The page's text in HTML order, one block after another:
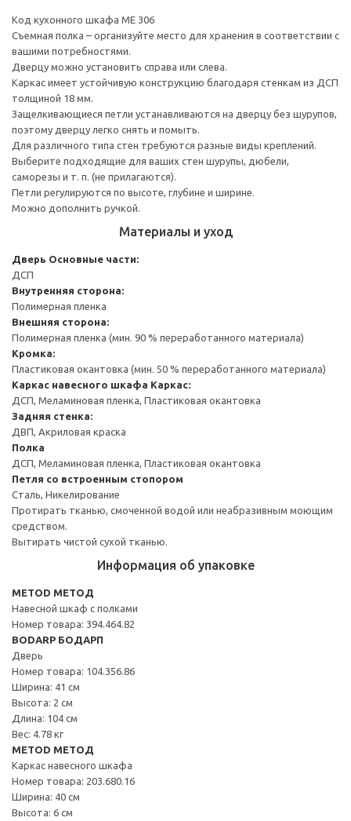
Код кухонного шкафа ME 306
Съемная полка – организуйте место для хранения в соответствии с
вашими потребностями.
Дверцу можно установить справа или слева.
Каркас имеет устойчивую конструкцию благодаря стенкам из ДСП
толщиной 18 мм.
Защелкивающиеся петли устанавливаются на дверцу без шурупов,
поэтому дверцу легко снять и помыть.
Для различного типа стен требуются разные виды креплений.
Выберите подходящие для ваших стен шурупы, дюбели,
саморезы и т. п. (не прилагаются).
Петли регулируются по высоте, глубине и ширине.
Можно дополнить ручкой.
Материалы и уход
Дверь Основные части:
ДСП
Внутренняя сторона:
Полимерная пленка
Внешняя сторона:
Полимерная пленка (мин. 90 % переработанного материала)
Кромка:
Пластиковая окантовка (мин. 50 % переработанного материала)
Каркас навесного шкафа Каркас:
ДСП, Меламиновая пленка, Пластиковая окантовка
Задняя стенка:
ДВП, Акриловая краска
Полка
ДСП, Меламиновая пленка, Пластиковая окантовка
Петля со встроенным стопором
Сталь, Никелирование
Протирать тканью, смоченной водой или неабразивным моющим
средством.
Вытирать чистой сухой тканью.
Информация об упаковке
METOD МЕТОД
Навесной шкаф с полками
Номер товара: 394.464.82
BODARP БОДАРП
Дверь
Номер товара: 104.356.86
Ширина: 41 см
Высота: 2 см
Длина: 104 см
Вес: 4.78 кг
METOD МЕТОД
Каркас навесного шкафа
Номер товара: 203.680.16
Ширина: 40 см
Высота: 6 см